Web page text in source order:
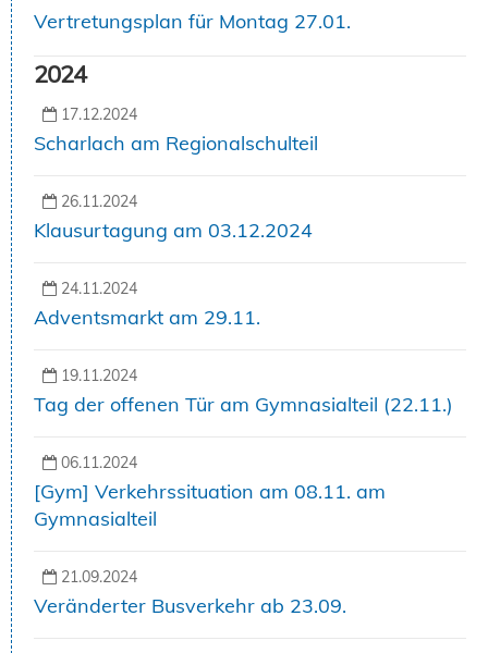
Vertretungsplan für Montag 27.01.
2024
17.12.2024
Scharlach am Regionalschulteil
26.11.2024
Klausurtagung am 03.12.2024
24.11.2024
Adventsmarkt am 29.11.
19.11.2024
Tag der offenen Tür am Gymnasialteil (22.11.)
06.11.2024
[Gym] Verkehrssituation am 08.11. am
Gymnasialteil
21.09.2024
Veränderter Busverkehr ab 23.09.